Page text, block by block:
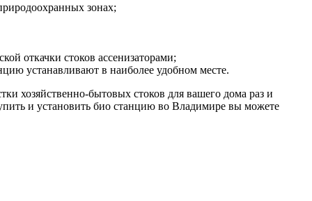
зонах;
откачки стоков ассенизаторами;
устанавливают в наиболее удобном месте.
хозяйственно-бытовых стоков для вашего дома раз и
и установить био станцию во Владимире вы можете